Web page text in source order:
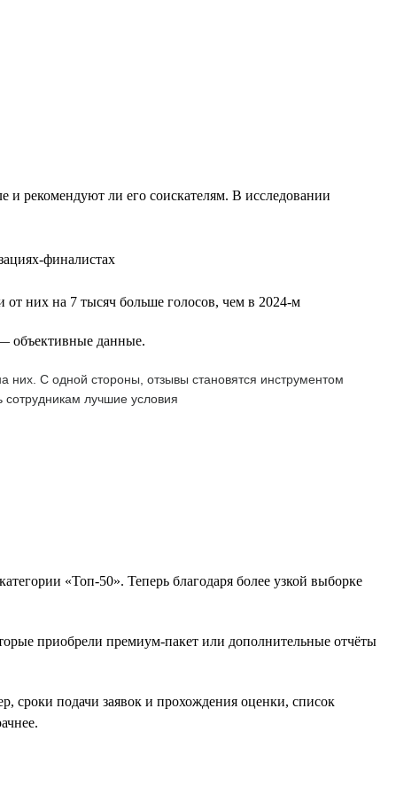
и рекомендуют ли его соискателям. В исследовании
финалистах
них на 7 тысяч больше голосов, чем в 2024-м
— объективные данные.
них. С одной стороны, отзывы становятся инструментом
лучшие условия
«Топ-50». Теперь благодаря более узкой выборке
приобрели премиум-пакет или дополнительные отчёты
сроки подачи заявок и прохождения оценки, список